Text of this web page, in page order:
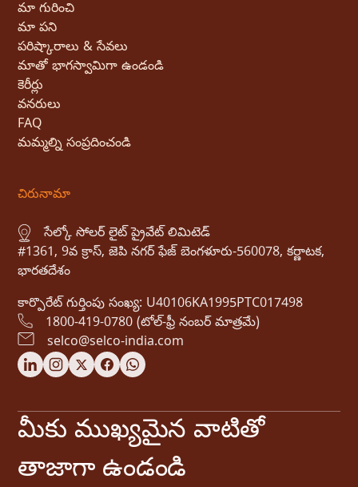
మా గురించి
మా పని
పరిష్కారాలు & సేవలు
మాతో భాగస్వామిగా ఉండండి
కెరీర్లు
వనరులు
FAQ
మమ్మల్ని సంప్రదించండి
చిరునామా
సేల్కో సోలర్ లైట్ ప్రైవేట్ లిమిటెడ్
#1361, 9వ క్రాస్, జెపి నగర్ ఫేజ్ బెంగళూరు-560078, కర్ణాటక,
భారతదేశం
కార్పొరేట్ గుర్తింపు సంఖ్య: U40106KA1995PTC017498
1800-419-0780 (టోల్-ఫ్రీ నంబర్ మాత్రమే)
selco@selco-india.com
మీకు ముఖ్యమైన వాటితో
తాజాగా ఉండండి